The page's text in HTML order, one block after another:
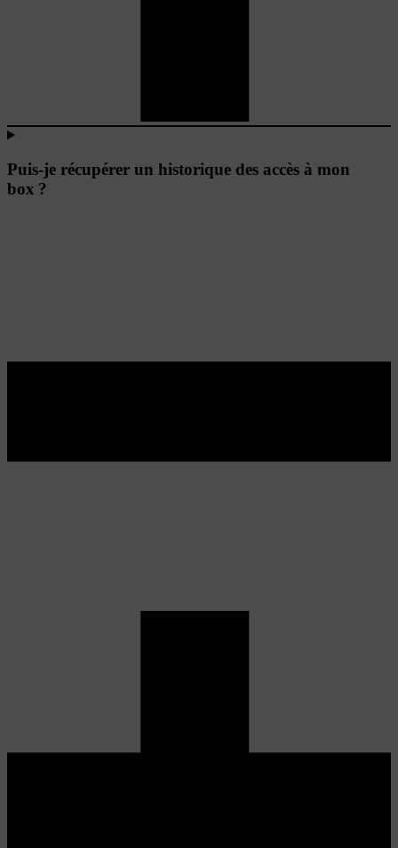
Puis-je récupérer un historique des accès à mon
box ?